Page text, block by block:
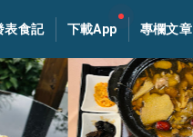
表食記 下載App 專欄文章